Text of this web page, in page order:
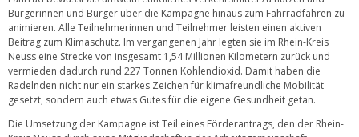
Bürgerinnen und Bürger über die Kampagne hinaus zum Fahrradfahren zu
animieren. Alle Teilnehmerinnen und Teilnehmer leisten einen aktiven
Beitrag zum Klimaschutz. Im vergangenen Jahr legten sie im Rhein-Kreis
Neuss eine Strecke von insgesamt 1,54 Millionen Kilometern zurück und
vermieden dadurch rund 227 Tonnen Kohlendioxid. Damit haben die
Radelnden nicht nur ein starkes Zeichen für klimafreundliche Mobilität
gesetzt, sondern auch etwas Gutes für die eigene Gesundheit getan.
Die Umsetzung der Kampagne ist Teil eines Förderantrags, den der Rhein-